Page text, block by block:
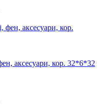
аксесуари, кор. 32*6*32